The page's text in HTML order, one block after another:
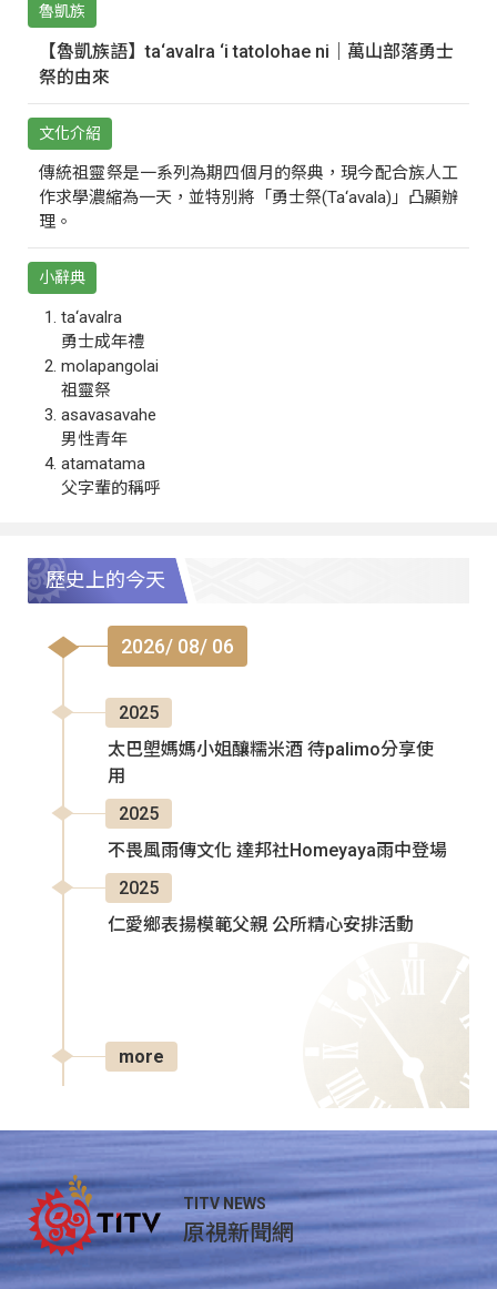
魯凱族
【魯凱族語】ta‘avalra ‘i tatolohae ni｜萬山部落勇士
祭的由來
文化介紹
傳統祖靈祭是一系列為期四個月的祭典，現今配合族人工
作求學濃縮為一天，並特別將「勇士祭(Ta‘avala)」凸顯辦
理。
小辭典
ta‘avalra
勇士成年禮
molapangolai
祖靈祭
asavasavahe
男性青年
atamatama
父字輩的稱呼
歷史上的今天
2026/ 08/ 06
2025
太巴塱媽媽小姐釀糯米酒 待palimo分享使
用
2025
不畏風雨傳文化 達邦社Homeyaya雨中登場
2025
仁愛鄉表揚模範父親 公所精心安排活動
more
TITV NEWS
原視新聞網